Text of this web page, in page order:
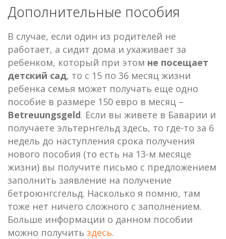
Дополнительные пособия
В случае, если один из родителей не
работает, а сидит дома и ухаживает за
ребенком, который при этом не посещает
детский сад, то с 15 по 36 месяц жизни
ребенка семья может получать еще одно
пособие в размере 150 евро в месяц –
Betreuungsgeld. Если вы живете в Баварии и
получаете эльтернгельд здесь, то где-то за 6
недель до наступления срока получения
нового пособия (то есть на 13-м месяце
жизни) вы получите письмо с предложением
заполнить заявление на получение
бетроюнгсгельд. Насколько я помню, там
тоже нет ничего сложного с заполнением.
Больше информации о данном пособии
можно получить здесь.